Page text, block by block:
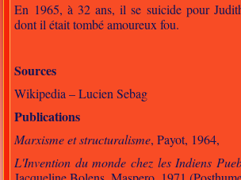
En 1965, à 32 ans, il se suicide pour
dont il était tombé amoureux fou.
Sources
Wikipedia – Lucien Sebag
Publications
Marxisme et structuralisme, Payot, 1964,
L'Invention du monde chez les Indiens